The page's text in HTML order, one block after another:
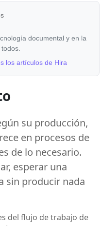
documental y en la
los artículos de Hira
su producción,
en procesos de
de lo necesario.
esperar una
sin producir nada
del flujo de trabajo de